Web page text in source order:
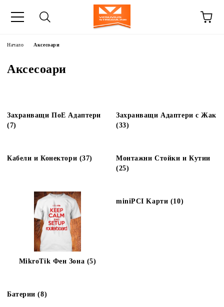
Начало Аксесоари
Аксесоари
Захранващи ПоЕ Адаптери
(7)
Захранващи Адаптери с Жак
(33)
Кабели и Конектори (37)
Монтажни Стойки и Кутии
(25)
MikroTik Фен Зона (5)
miniPCI Kарти (10)
Батерии (8)